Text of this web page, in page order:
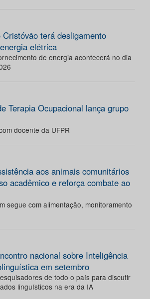
terá desligamento
elétrica
de energia acontecerá no dia
Terapia Ocupacional lança grupo
docente da UFPR
aos animais comunitários
acadêmico e reforça combate ao
segue com alimentação, monitoramento
nacional sobre Inteligência
em setembro
de todo o país para discutir
linguísticos na era da IA